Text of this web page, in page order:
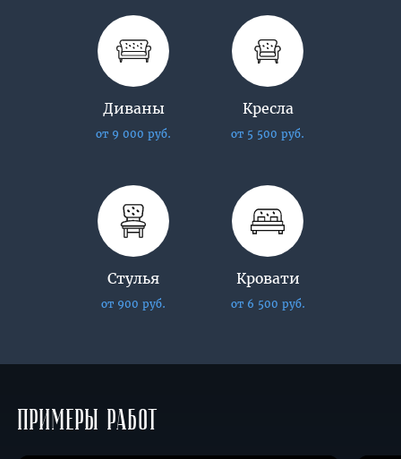
Диваны
от 9 000 руб.
Кресла
от 5 500 руб.
Стулья
от 900 руб.
Кровати
от 6 500 руб.
Примеры работ